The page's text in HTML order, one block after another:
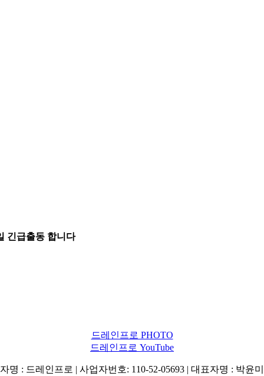
긴급출동 합니다
드레인프로 PHOTO
드레인프로 YouTube
명 : 드레인프로 | 사업자번호: 110-52-05693 | 대표자명 : 박윤